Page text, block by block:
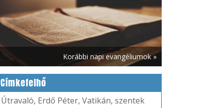
Korábbi napi evangéliumok »
Címkefelhő
Útravaló, Erdő Péter, Vatikán, szentek